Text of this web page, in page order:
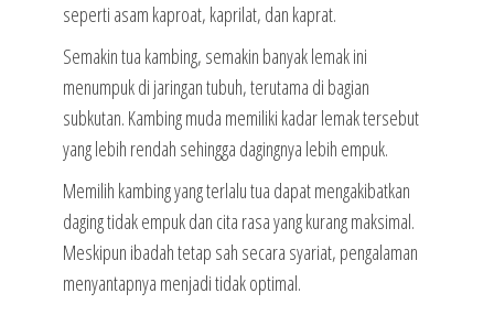
seperti asam kaproat, kaprilat, dan kaprat.
Semakin tua kambing, semakin banyak lemak ini
menumpuk di jaringan tubuh, terutama di bagian
subkutan. Kambing muda memiliki kadar lemak tersebut
yang lebih rendah sehingga dagingnya lebih empuk.
Memilih kambing yang terlalu tua dapat mengakibatkan
daging tidak empuk dan cita rasa yang kurang maksimal.
Meskipun ibadah tetap sah secara syariat, pengalaman
menyantapnya menjadi tidak optimal.